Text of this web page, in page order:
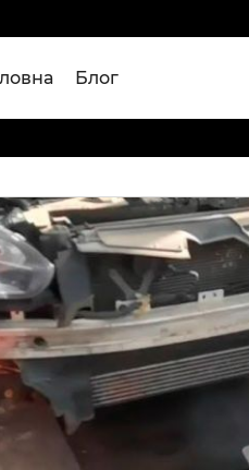
Блог